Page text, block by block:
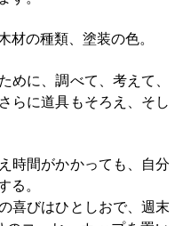
材の種類、塗装の色。
めに、調べて、考えて、
らに道具もそろえ、そし
時間がかかっても、自分
る。
喜びはひとしおで、週末